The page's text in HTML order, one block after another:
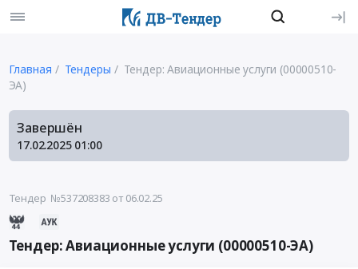
Главная Тендеры
Тендер: Авиационные услуги (00000510-
ЭА)
Завершён
17.02.2025 01:00
Тендер №537208383 от 06.02.25
Тендер: Авиационные услуги (00000510-ЭА)